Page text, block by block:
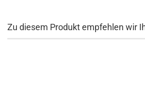
Zu diesem Produkt empfehlen wir